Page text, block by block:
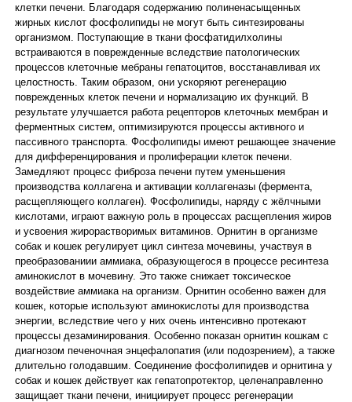
клетки печени. Благодаря содержанию полиненасыщенных
жирных кислот фосфолипиды не могут быть синтезированы
организмом. Поступающие в ткани фосфатидилхолины
встраиваются в поврежденные вследствие патологических
процессов клеточные мебраны гепатоцитов, восстанавливая их
целостность. Таким образом, они ускоряют регенерацию
поврежденных клеток печени и нормализацию их функций. В
результате улучшается работа рецепторов клеточных мембран и
ферментных систем, оптимизируются процессы активного и
пассивного транспорта. Фосфолипиды имеют решающее значение
для дифференцирования и пролиферации клеток печени.
Замедляют процесс фиброза печени путем уменьшения
производства коллагена и активации коллагеназы (фермента,
расщепляющего коллаген). Фосфолипиды, наряду с жёлчными
кислотами, играют важную роль в процессах расщепления жиров
и усвоения жирорастворимых витаминов. Орнитин в организме
собак и кошек регулирует цикл синтеза мочевины, участвуя в
преобразованиии аммиака, образующегося в процессе ресинтеза
аминокислот в мочевину. Это также снижает токсическое
воздействие аммиака на организм. Орнитин особенно важен для
кошек, которые используют аминокислоты для производства
энергии, вследствие чего у них очень интенсивно протекают
процессы дезаминирования. Особенно показан орнитин кошкам с
диагнозом печеночная энцефалопатия (или подозрением), а также
длительно голодавшим. Соединение фосфолипидев и орнитина у
собак и кошек действует как гепатопротектор, целенаправленно
защищает ткани печени, инициирует процесс регенерации